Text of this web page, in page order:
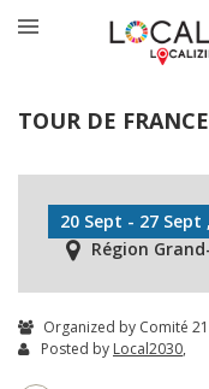
TOUR DE
20 Sept - 27
Région
Organized by Comité 21
Posted by Local2030,